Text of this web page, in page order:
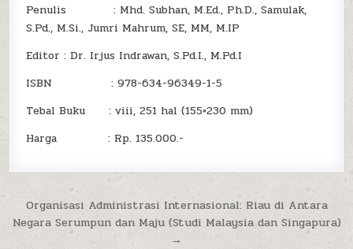
Penulis : Mhd. Subhan, M.Ed., Ph.D., Samulak,
S.Pd., M.Si., Jumri Mahrum, SE, MM, M.IP
Editor : Dr. Irjus Indrawan, S.Pd.I., M.Pd.I
ISBN : 978-634-96349-1-5
Tebal Buku : viii, 251 hal (155×230 mm)
Harga : Rp. 135.000.-
Post
navigation
Organisasi Administrasi Internasional: Riau di Antara
Negara Serumpun dan Maju (Studi Malaysia dan Singapura)
→